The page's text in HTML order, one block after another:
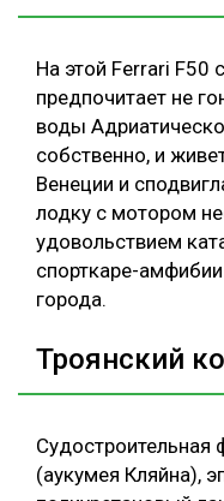
На этой Ferrari F50
предпочитает не
воды
собственно, и
Венеции и
лодку с мотором
удовольствием
спорткаре-
города.
Троянский
Судостроительная
(аукумея Кляйна),